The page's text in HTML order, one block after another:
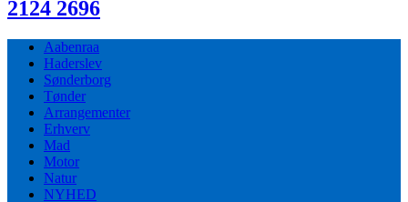
2124 2696
Aabenraa
Haderslev
Sønderborg
Tønder
Arrangementer
Erhverv
Mad
Motor
Natur
NYHED